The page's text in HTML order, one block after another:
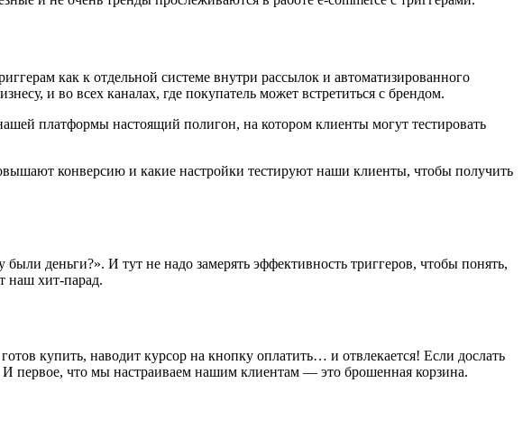
как к отдельной системе внутри рассылок и автоматизированного
и во всех каналах, где покупатель может встретиться с брендом.
платформы настоящий полигон, на котором клиенты могут тестировать
конверсию и какие настройки тестируют наши клиенты, чтобы получить
деньги?». И тут не надо замерять эффективность триггеров, чтобы понять,
наш хит-парад.
купить, наводит курсор на кнопку оплатить… и отвлекается! Если дослать
первое, что мы настраиваем нашим клиентам — это брошенная корзина.